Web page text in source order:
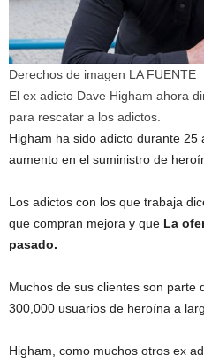
Derechos de imagen LA FUENTE
El ex adicto Dave Higham ahora
para rescatar a los adictos.
Higham ha sido adicto durante 25
aumento en el suministro de
Los adictos con los que trabaja
que compran mejora y que La
pasado.
Muchos de sus clientes son parte
300,000 usuarios de heroína a
Higham, como muchos otros ex